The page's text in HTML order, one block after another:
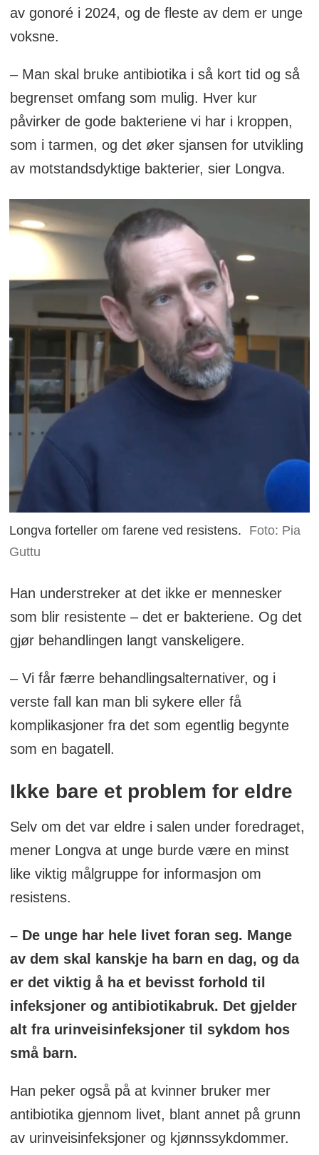
av gonoré i 2024, og de fleste av dem er unge
voksne.
– Man skal bruke antibiotika i så kort tid og så
begrenset omfang som mulig. Hver kur
påvirker de gode bakteriene vi har i kroppen,
som i tarmen, og det øker sjansen for utvikling
av motstandsdyktige bakterier, sier Longva.
Longva forteller om farene ved resistens.
Foto: Pia
Guttu
Han understreker at det ikke er mennesker
som blir resistente – det er bakteriene. Og det
gjør behandlingen langt vanskeligere.
– Vi får færre behandlingsalternativer, og i
verste fall kan man bli sykere eller få
komplikasjoner fra det som egentlig begynte
som en bagatell.
Ikke bare et problem for eldre
Selv om det var eldre i salen under foredraget,
mener Longva at unge burde være en minst
like viktig målgruppe for informasjon om
resistens.
– De unge har hele livet foran seg. Mange
av dem skal kanskje ha barn en dag, og da
er det viktig å ha et bevisst forhold til
infeksjoner og antibiotikabruk. Det gjelder
alt fra urinveisinfeksjoner til sykdom hos
små barn.
Han peker også på at kvinner bruker mer
antibiotika gjennom livet, blant annet på grunn
av urinveisinfeksjoner og kjønnssykdommer.